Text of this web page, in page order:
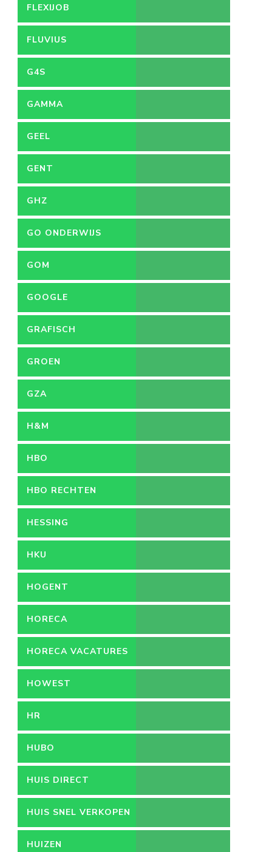
FLEXIJOB
FLUVIUS
G4S
GAMMA
GEEL
GENT
GHZ
GO ONDERWIJS
GOM
GOOGLE
GRAFISCH
ONTWERPER
GROEN
GZA
H&M
HBO
HBO RECHTEN
HESSING
HKU
HOGENT
HORECA
HORECA VACATURES
HOWEST
HR
HUBO
HUIS DIRECT
HUIS SNEL VERKOPEN
HUIZEN